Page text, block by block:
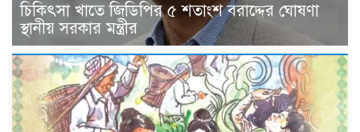
চিকিৎসা খাতে জিডিপির ৫ শতাংশ বরাদ্দের ঘোষণা
স্থানীয় সরকার মন্ত্রীর